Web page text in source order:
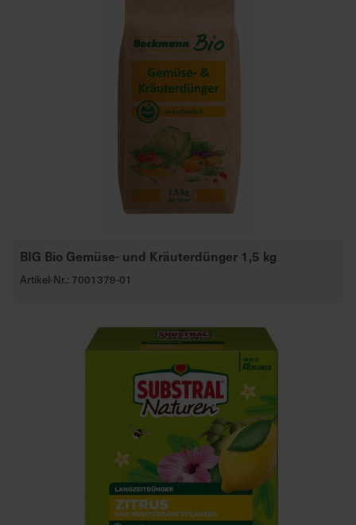
BIG Bio Gemüse- und Kräuterdünger 1,5 kg
Artikel-Nr.: 7001379-01